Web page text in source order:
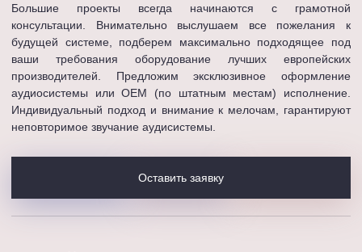
Большие проекты всегда начинаются с грамотной
консультации. Внимательно выслушаем все пожелания к
будущей системе, подберем максимально подходящее под
ваши требования оборудование лучших европейских
производителей. Предложим эксклюзивное оформление
аудиосистемы или OEM (по штатным местам) исполнение.
Индивидуальный подход и внимание к мелочам, гарантируют
неповторимое звучание аудисистемы.
Оставить заявку